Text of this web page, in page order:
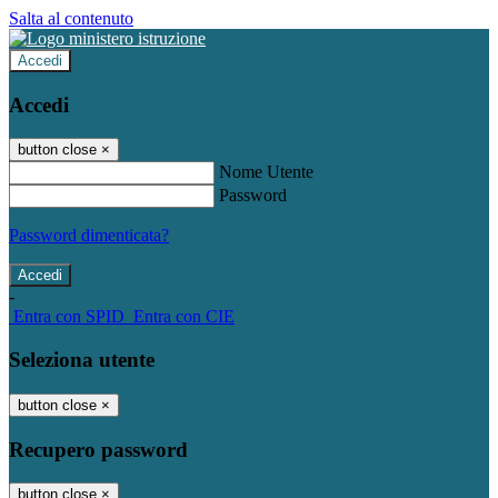
Salta al contenuto
Accedi
Accedi
button close ×
Nome Utente
Password
Password dimenticata?
-
Entra con SPID Entra con CIE
Seleziona utente
button close ×
Recupero password
button close ×